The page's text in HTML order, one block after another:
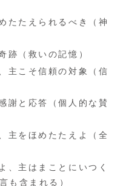
たたえられるべき（神
跡（救いの記憶）
主こそ信頼の対象（信
謝と応答（個人的な賛
主をほめたたえよ（全
、主はまことにいつく
も含まれる）